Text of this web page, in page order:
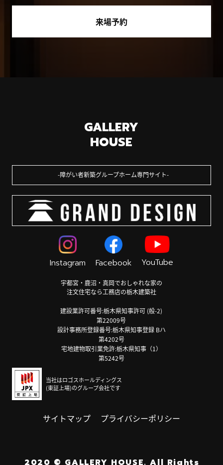
来場予約
GALLERY
HOUSE
障がい者新築グループホーム専門サイト
Instagram Facebook YouTube
宇都宮・鹿沼・真岡でおしゃれな家の
注文住宅なら工務店の栃木建築社
建設業許可番号:栃木県知事許可 (般-2)
第22009号
設計事務所登録番号:栃木県知事登録 Bハ
第4202号
宅地建物取引業免許:栃木県知事（1）
第5242号
当社はロゴスホールディングス
(東証上場)のグループ会社です
サイトマップ プライバシーポリシー
2020 © GALLERY HOUSE. All Rights